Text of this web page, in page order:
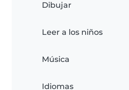
Dibujar
Leer a los niños
Música
Idiomas